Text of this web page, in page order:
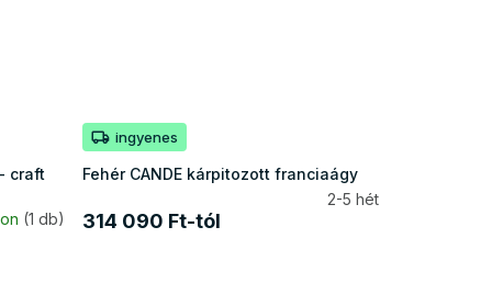
craft
(1 db)
ingyenes
Fehér CANDE kárpitozott franciaágy
2-5 hét
314 090 Ft-tól